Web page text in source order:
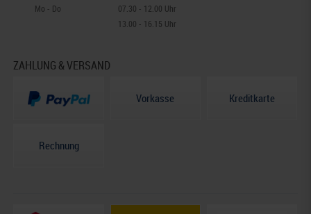
Mo - Do
07.30 - 12.00 Uhr
13.00 - 16.15 Uhr
ZAHLUNG & VERSAND
Vorkasse Kreditkarte
Rechnung